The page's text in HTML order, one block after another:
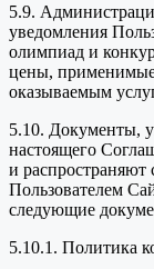
5.9.
уведомления
олимпиад и
цены,
оказываемым
5.10. Документы,
настоящего
и распространяют
Пользователем
следующие
5.10.1. Политика